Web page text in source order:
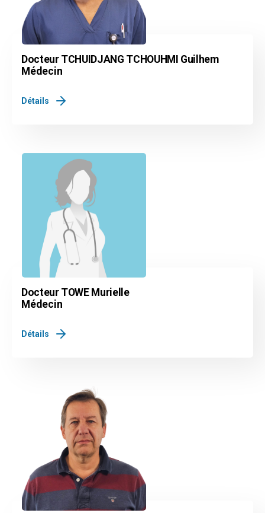
Docteur TCHUIDJANG TCHOUHMI Guilhem
Médecin
Détails
Docteur TOWE Murielle
Médecin
Détails